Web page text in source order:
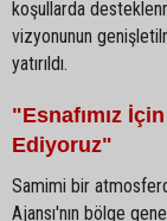
koşullarda
vizyonunun
yatırıldı.
"Esnafımız
Ediyoruz"
Samimi bir
Ajansı'nın bölge